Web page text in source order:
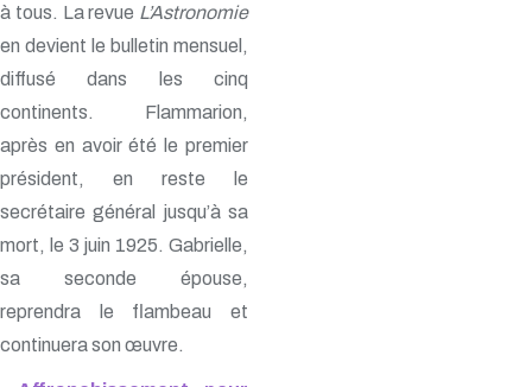
à tous. La revue L’Astronomie
en devient le bulletin mensuel,
diffusé dans les cinq
continents. Flammarion,
après en avoir été le premier
président, en reste le
secrétaire général jusqu’à sa
mort, le 3 juin 1925. Gabrielle,
sa seconde épouse,
reprendra le flambeau et
continuera son œuvre.